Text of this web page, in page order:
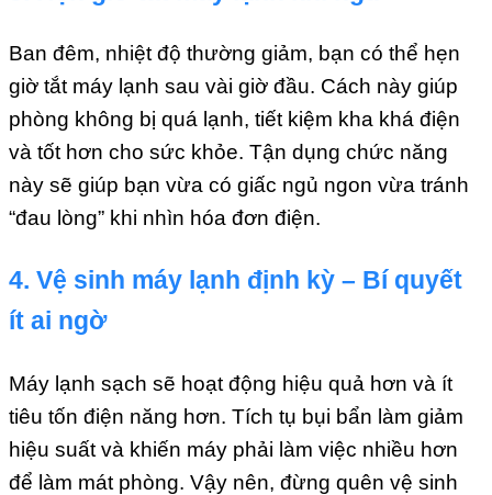
Ban đêm, nhiệt độ thường giảm, bạn có thể hẹn
giờ tắt máy lạnh sau vài giờ đầu. Cách này giúp
phòng không bị quá lạnh, tiết kiệm kha khá điện
và tốt hơn cho sức khỏe. Tận dụng chức năng
này sẽ giúp bạn vừa có giấc ngủ ngon vừa tránh
“đau lòng” khi nhìn hóa đơn điện.
4. Vệ sinh máy lạnh định kỳ – Bí quyết
ít ai ngờ
Máy lạnh sạch sẽ hoạt động hiệu quả hơn và ít
tiêu tốn điện năng hơn. Tích tụ bụi bẩn làm giảm
hiệu suất và khiến máy phải làm việc nhiều hơn
để làm mát phòng. Vậy nên, đừng quên vệ sinh